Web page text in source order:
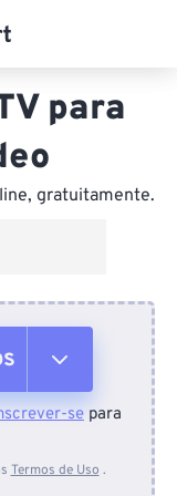
para
gratuitamente.
se para
Termos de Uso .